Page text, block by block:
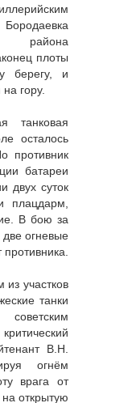
района
плоты
берегу, и
гору.
танковая
осталось
противник
батареи
двух суток
плацдарм,
В бою за
огневые
участков
танки
В.Н.
огнём
врага от
открытую